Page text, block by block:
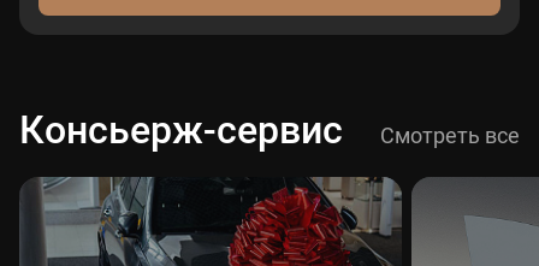
Консьерж-сервис Смотреть все